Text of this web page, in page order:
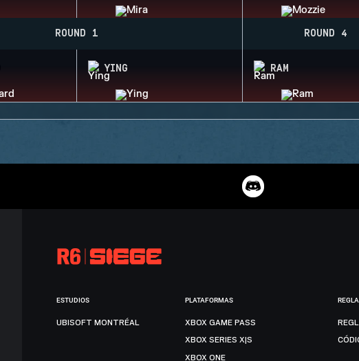
ROUND 1 ROUND 4
YING RAM
ESTUDIOS
UBISOFT MONTRÉAL
PLATAFORMAS
XBOX GAME PASS
XBOX SERIES X|S
XBOX ONE